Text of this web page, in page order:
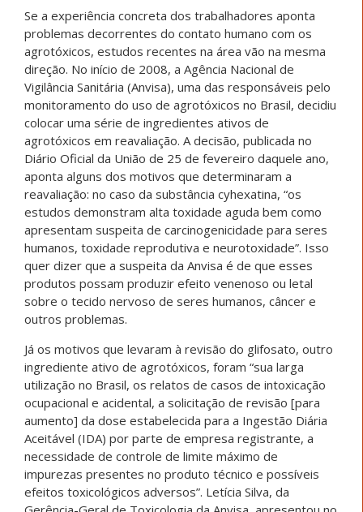
Se a experiência concreta dos trabalhadores aponta
problemas decorrentes do contato humano com os
agrotóxicos, estudos recentes na área vão na mesma
direção. No início de 2008, a Agência Nacional de
Vigilância Sanitária (Anvisa), uma das responsáveis pelo
monitoramento do uso de agrotóxicos no Brasil, decidiu
colocar uma série de ingredientes ativos de
agrotóxicos em reavaliação. A decisão, publicada no
Diário Oficial da União de 25 de fevereiro daquele ano,
aponta alguns dos motivos que determinaram a
reavaliação: no caso da substância cyhexatina, “os
estudos demonstram alta toxidade aguda bem como
apresentam suspeita de carcinogenicidade para seres
humanos, toxidade reprodutiva e neurotoxidade”. Isso
quer dizer que a suspeita da Anvisa é de que esses
produtos possam produzir efeito venenoso ou letal
sobre o tecido nervoso de seres humanos, câncer e
outros problemas.
Já os motivos que levaram à revisão do glifosato, outro
ingrediente ativo de agrotóxicos, foram “sua larga
utilização no Brasil, os relatos de casos de intoxicação
ocupacional e acidental, a solicitação de revisão [para
aumento] da dose estabelecida para a Ingestão Diária
Aceitável (IDA) por parte de empresa registrante, a
necessidade de controle de limite máximo de
impurezas presentes no produto técnico e possíveis
efeitos toxicológicos adversos”. Letícia Silva, da